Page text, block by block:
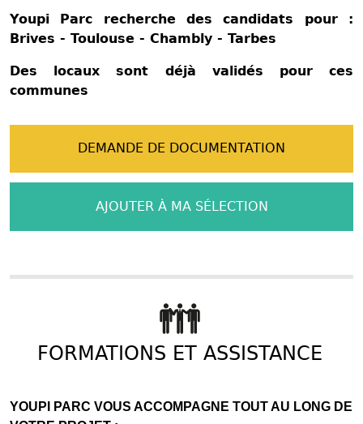
Youpi Parc recherche des candidats pour :
Brives - Toulouse - Chambly - Tarbes
Des locaux sont déjà validés pour ces
communes
DEMANDE DE DOCUMENTATION
AJOUTER À MA SÉLECTION
FORMATIONS ET ASSISTANCE
YOUPI PARC VOUS ACCOMPAGNE TOUT AU LONG DE